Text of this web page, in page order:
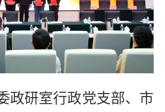
政研室行政党支部、市